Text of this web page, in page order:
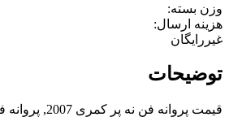
وزن بسته:
هزینه ارسال:
غیررایگان
توضیحات